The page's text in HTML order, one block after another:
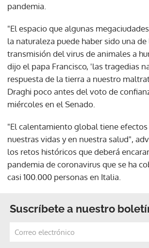
pandemia.
"El espacio que algunas
la naturaleza puede haber sido una de
transmisión del virus de animales a
dijo el papa Francisco, 'las tragedias
respuesta de la tierra a nuestro
Draghi poco antes del voto de
miércoles en el Senado.
"El calentamiento global tiene
nuestras vidas y en nuestra salud",
los retos históricos que deberá
pandemia de coronavirus que se ha
casi 100.000 personas en Italia.
Suscríbete a nuestro